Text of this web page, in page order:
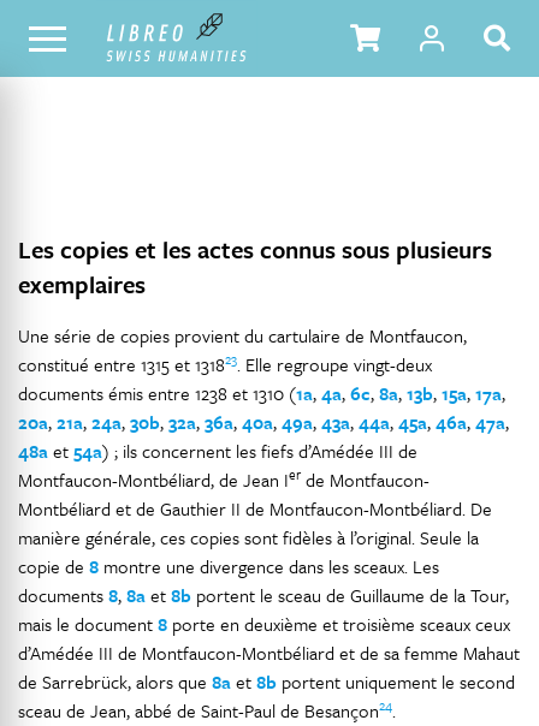
NOTRE CATALOGUE TABLE DES MATIÈRES
Les copies et les actes connus sous plusieurs
exemplaires
Une série de copies provient du cartulaire de Montfaucon,
constitué entre 1315 et 131823. Elle regroupe vingt-deux
documents émis entre 1238 et 1310 (1a,4a,6c,8a,13b,15a,17a,
20a,21a,24a,30b,32a,36a,40a,49a,43a,44a,45a,46a,47a,
48aet54a) ; ils concernent les fiefs d’Amédée III de
Montfaucon-Montbéliard, de Jean Ier de Montfaucon-
Montbéliard et de Gauthier II de Montfaucon-Montbéliard. De
manière générale, ces copies sont fidèles à l’original. Seule la
copie de 8 montre une divergence dans les sceaux. Les
documents8,8aet8b portent le sceau de Guillaume de la Tour,
mais le document8 porte en deuxième et troisième sceaux ceux
d’Amédée III de Montfaucon-Montbéliard et de sa femme Mahaut
de Sarrebrück, alors que 8aet8b portent uniquement le second
sceau de Jean, abbé de Saint-Paul de Besançon24.